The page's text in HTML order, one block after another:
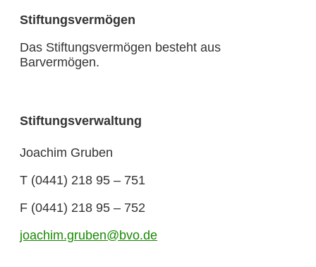
Stiftungsvermögen
Das Stiftungsvermögen besteht aus
Barvermögen.
Stiftungsverwaltung
Joachim Gruben
T (0441) 218 95 – 751
F (0441) 218 95 – 752
joachim.gruben@bvo.de